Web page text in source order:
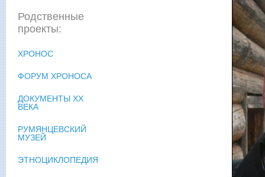
Родственные
проекты:
ХРОНОС
ФОРУМ ХРОНОСА
ДОКУМЕНТЫ XX
ВЕКА
РУМЯНЦЕВСКИЙ
МУЗЕЙ
ЭТНОЦИКЛОПЕДИЯ